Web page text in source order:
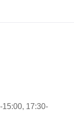
15:00, 17:30-